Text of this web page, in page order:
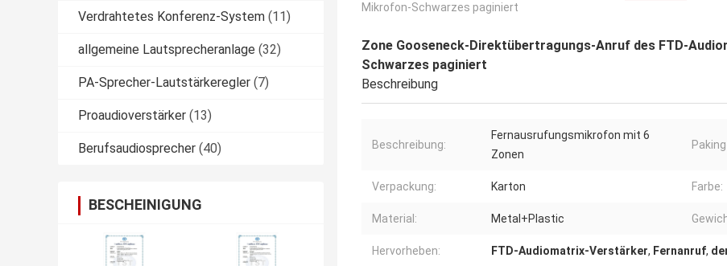
Verdrahtetes Konferenz-System (11)
allgemeine Lautsprecheranlage (32)
PA-Sprecher-Lautstärkeregler (7)
Proaudioverstärker (13)
Berufsaudiosprecher (40)
BESCHEINIGUNG
Mikrofon-Schwarzes paginiert
Zone Gooseneck-Direktübertragungs-Anruf des FTD-
Schwarzes paginiert
Beschreibung
Beschreibung:
Fernausrufungsmikrofon mit 6
Zonen
Verpackung: Karton Farbe:
Material: Metal+Plastic
Hervorheben: FTD-Audiomatrix-Verstärker, Fernanruf,